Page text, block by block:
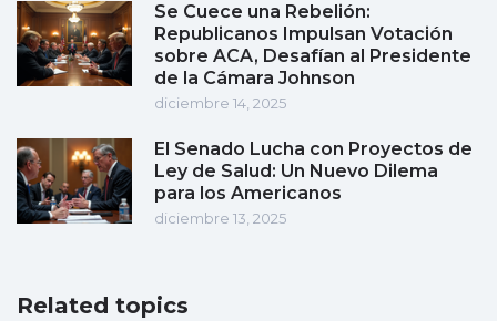
Se Cuece una Rebelión:
Republicanos Impulsan Votación
sobre ACA, Desafían al Presidente
de la Cámara Johnson
diciembre 14, 2025
El Senado Lucha con Proyectos de
Ley de Salud: Un Nuevo Dilema
para los Americanos
diciembre 13, 2025
Related topics